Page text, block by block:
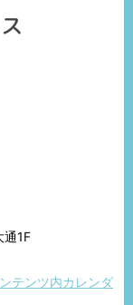
通1F
テンツ内カレンダ